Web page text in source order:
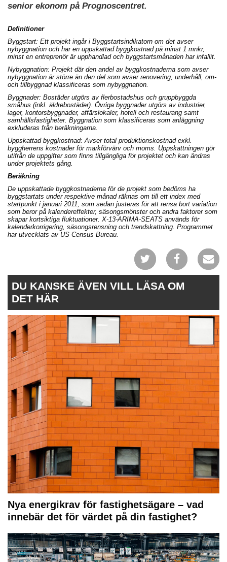
senior ekonom på Prognoscentret.
Definitioner
Byggstart: Ett projekt ingår i Byggstartsindikatorn om det avser
nybyggnation och har en uppskattad byggkostnad på minst 1 mnkr,
minst en entreprenör är upphandlad och byggstartsmånaden har infallit.
Nybyggnation: Projekt där den andel av byggkostnaderna som avser
nybyggnation är större än den del som avser renovering, underhåll, om-
och tillbyggnad klassificeras som nybyggnation.
Byggnader: Bostäder utgörs av flerbostadshus och gruppbyggda
småhus (inkl. äldrebostäder). Övriga byggnader utgörs av industrier,
lager, kontorsbyggnader, affärslokaler, hotell och restaurang samt
samhällsfastigheter. Byggnation som klassificeras som anläggning
exkluderas från beräkningarna.
Uppskattad byggkostnad: Avser total produktionskostnad exkl.
byggherrens kostnader för markförvärv och moms. Uppskattningen gör
utifrån de uppgifter som finns tillgängliga för projektet och kan ändras
under projektets gång.
Beräkning
De uppskattade byggkostnaderna för de projekt som bedöms ha
byggstartats under respektive månad räknas om till ett index med
startpunkt i januari 2011, som sedan justeras för att rensa bort variation
som beror på kalendereffekter, säsongsmönster och andra faktorer som
skapar kortsiktiga fluktuationer. X-13-ARIMA-SEATS används för
kalenderkorrigering, säsongsrensning och trendskattning. Programmet
har utvecklats av US Census Bureau.
DU KANSKE ÄVEN VILL LÄSA OM
DET HÄR
Nya energikrav för fastighetsägare – vad
innebär det för värdet på din fastighet?